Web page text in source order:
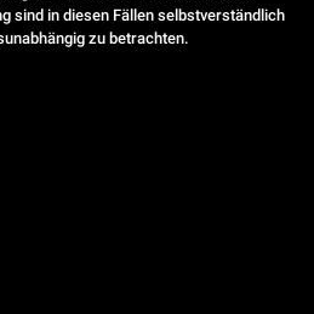
sind in diesen Fällen selbstverständlich
zu betrachten.